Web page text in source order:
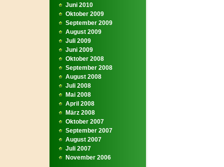
Juni 2010
Oktober 2009
September 2009
August 2009
Juli 2009
Juni 2009
Oktober 2008
September 2008
August 2008
Juli 2008
Mai 2008
April 2008
März 2008
Oktober 2007
September 2007
August 2007
Juli 2007
November 2006